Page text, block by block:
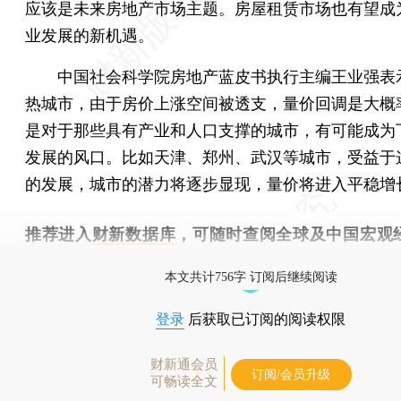
应该是未来房地产市场主题。房屋租赁市场也有望成
业发展的新机遇。
中国社会科学院房地产蓝皮书执行主编王业强表
热城市，由于房价上涨空间被透支，量价回调是大概
是对于那些具有产业和人口支撑的城市，有可能成为
发展的风口。比如天津、郑州、武汉等城市，受益于
的发展，城市的潜力将逐步显现，量价将进入平稳增
推荐进入 财新数据库 ，可随时查阅全球及中国宏观
本文共计756字 订阅后继续阅读
登录 后获取已订阅的阅读权限
财新通会员
可畅读全文
订阅/会员升级